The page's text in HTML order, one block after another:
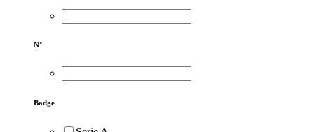
N°
Badge